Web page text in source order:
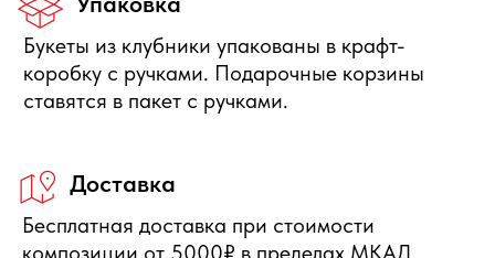
Букеты из клубники
РАЗДЕЛЫ
Рейтинг в Яндекс
Подбор корзин по составу
согласие на обработку персональных данных
публичная оферта